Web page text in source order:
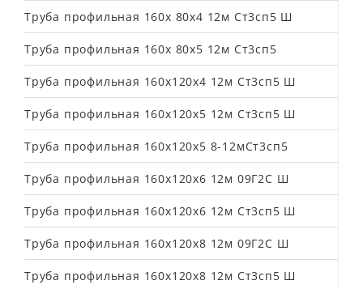
Труба профильная 160х 80х4 12м Ст3сп5 Ш
Труба профильная 160х 80х5 12м Ст3сп5
Труба профильная 160х120х4 12м Ст3сп5 Ш
Труба профильная 160х120х5 12м Ст3сп5 Ш
Труба профильная 160х120х5 8-12мСт3сп5
Труба профильная 160х120х6 12м 09Г2С Ш
Труба профильная 160х120х6 12м Ст3сп5 Ш
Труба профильная 160х120х8 12м 09Г2С Ш
Труба профильная 160х120х8 12м Ст3сп5 Ш